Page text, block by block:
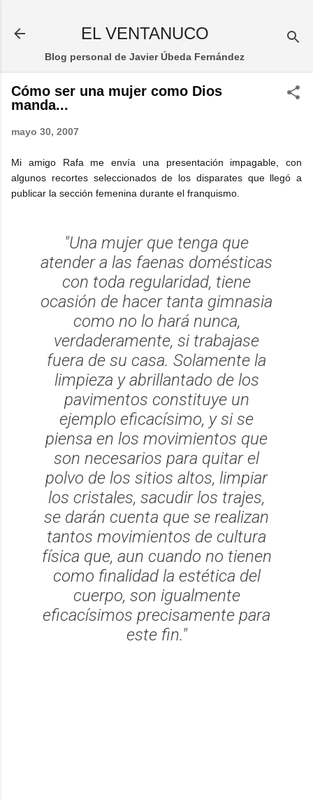
EL VENTANUCO
Blog personal de Javier Úbeda Fernández
Cómo ser una mujer como Dios
manda...
mayo 30, 2007
Mi amigo Rafa me envía una presentación impagable, con
algunos recortes seleccionados de los disparates que llegó a
publicar la sección femenina durante el franquismo.
"Una mujer que tenga que
atender a las faenas domésticas
con toda regularidad, tiene
ocasión de hacer tanta gimnasia
como no lo hará nunca,
verdaderamente, si trabajase
fuera de su casa. Solamente la
limpieza y abrillantado de los
pavimentos constituye un
ejemplo eficacísimo, y si se
piensa en los movimientos que
son necesarios para quitar el
polvo de los sitios altos, limpiar
los cristales, sacudir los trajes,
se darán cuenta que se realizan
tantos movimientos de cultura
física que, aun cuando no tienen
como finalidad la estética del
cuerpo, son igualmente
eficacísimos precisamente para
este fin."